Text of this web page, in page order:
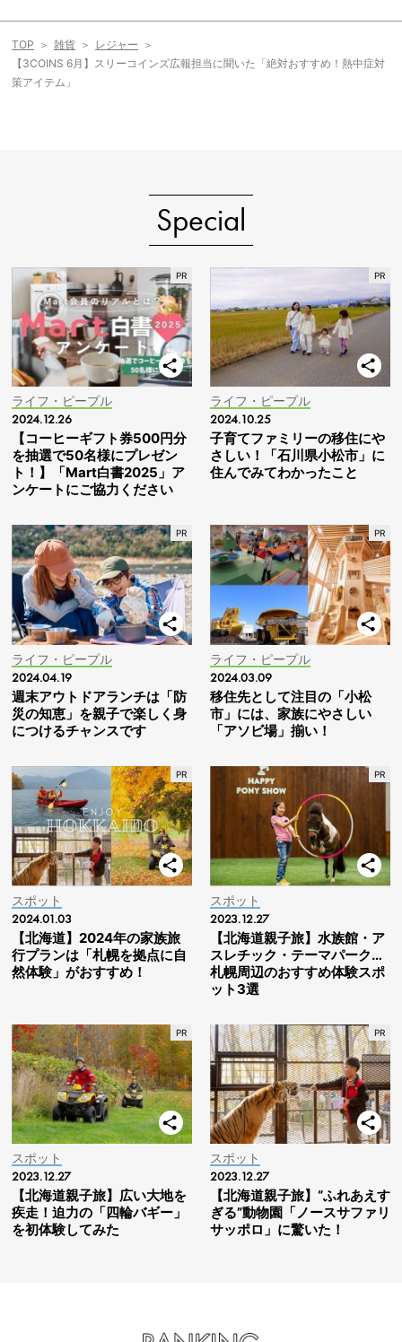
TOP 雑貨
レジャー
【3COINS 6月】スリーコインズ広報担当に聞いた「絶対おすすめ！熱中症対
策アイテム」
Special
ライフ・ピープル
2024.12.26
【コーヒーギフト券500円分
を抽選で50名様にプレゼン
ト！】「Mart白書2025」ア
ンケートにご協力ください
ライフ・ピープル
2024.10.25
子育てファミリーの移住にや
さしい！「石川県小松市」に
住んでみてわかったこと
ライフ・ピープル
2024.04.19
週末アウトドアランチは「防
災の知恵」を親子で楽しく身
につけるチャンスです
ライフ・ピープル
2024.03.09
移住先として注目の「小松
市」には、家族にやさしい
「アソビ場」揃い！
スポット
2024.01.03
【北海道】2024年の家族旅
行プランは「札幌を拠点に自
然体験」がおすすめ！
スポット
2023.12.27
【北海道親子旅】水族館・ア
スレチック・テーマパーク…
札幌周辺のおすすめ体験スポ
ット3選
スポット
2023.12.27
【北海道親子旅】広い大地を
疾走！迫力の「四輪バギー」
を初体験してみた
スポット
2023.12.27
【北海道親子旅】“ふれあえす
ぎる”動物園「ノースサファリ
サッポロ」に驚いた！